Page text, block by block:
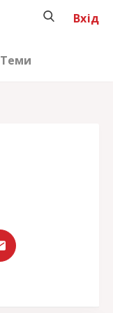
Теми
Вхід